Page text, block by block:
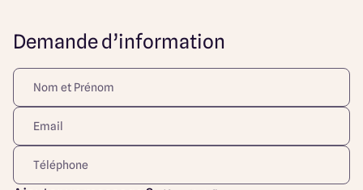
et profiter d'une qualité de vie exceptionnelle.
Maison à étage 4 chambres de 125 m² :
> Pièce de vie de 50 m²
> 4 chambres dont une suite parentale
> 1 salle de bain principale
> 1 cellier
> Garage de 20 m²
Maisons Arlogis Lyon Est vous propose des maisons 100%
Demande d’information